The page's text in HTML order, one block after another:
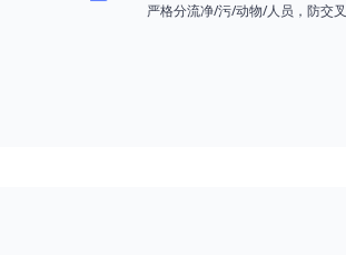
严格分流净/污/动物/人员，防交叉